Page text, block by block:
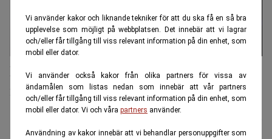
Vi använder kakor och liknande tekniker för att du ska få en så bra
upplevelse som möjligt på webbplatsen. Det innebär att vi lagrar
och/eller får tillgång till viss relevant information på din enhet, som
mobil eller dator.
Vi använder också kakor från olika partners för vissa av
ändamålen som listas nedan som innebär att vår partners
och/eller får tillgång till viss relevant information på din enhet, som
mobil eller dator. Vi och våra partners använder.
Användning av kakor innebär att vi behandlar personuppgifter som
Riksbanken ser risker med börser på
rekordnivåer